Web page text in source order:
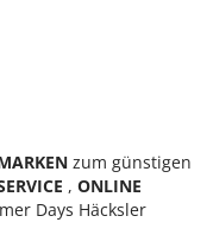
zum günstigen
, ONLINE
Days Häcksler